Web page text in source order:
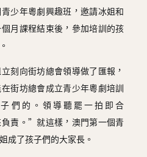
少年粵劇興趣班，邀請冰姐和
月課程結束後，參加培訓的孩
刻向街坊總會領導做了匯報，
街坊總會成立青少年粵劇培訓
們的。領導聽罷一拍即合
責。”就這樣，澳門第一個青
成了孩子們的大家長。